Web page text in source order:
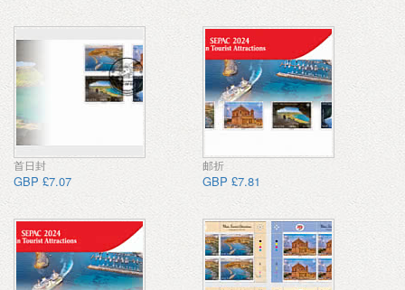
首日封
GBP £7.07
邮折
GBP £7.81